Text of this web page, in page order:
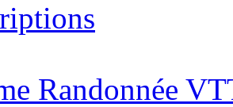
Randonnée